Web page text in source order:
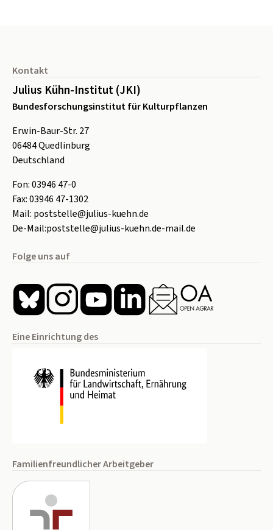
Kontakt
Julius Kühn-Institut (JKI)
Bundesforschungsinstitut für Kulturpflanzen
Erwin-Baur-Str. 27
06484Quedlinburg
Deutschland
Fon:03946 47-0
Fax:03946 47-1302
Mail: poststelle@julius-kuehn.de
De-Mail:poststelle@julius-kuehn.de-mail.de
Folge uns auf
Eine Einrichtung des
Familienfreundlicher Arbeitgeber